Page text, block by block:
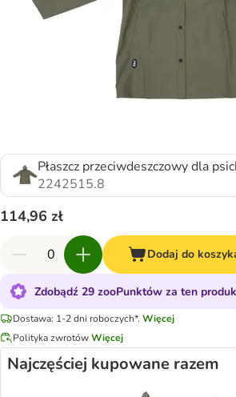
Płaszcz przeciwdeszczowy dla
2242515.8
114,96 zł
Dodaj do
Zdobądź 29 zooPunktów za ten
Dostawa: 1-2 dni roboczych*. Więcej
Polityka zwrotówWięcej
Najczęściej kupowane razem